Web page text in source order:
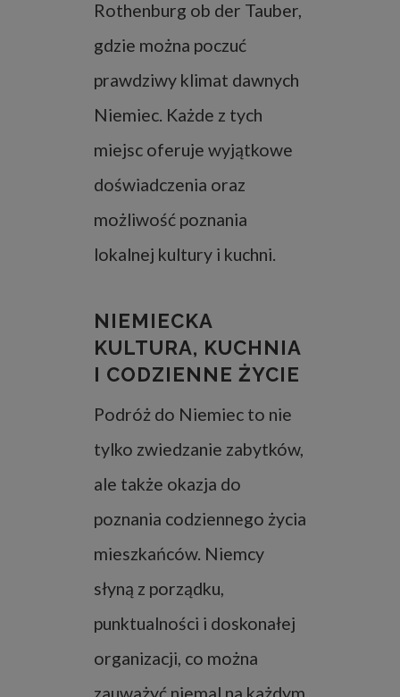
Rothenburg ob der Tauber,
gdzie można poczuć
prawdziwy klimat dawnych
Niemiec. Każde z tych
miejsc oferuje wyjątkowe
doświadczenia oraz
możliwość poznania
lokalnej kultury i kuchni.
NIEMIECKA
KULTURA, KUCHNIA
I CODZIENNE ŻYCIE
Podróż do Niemiec to nie
tylko zwiedzanie zabytków,
ale także okazja do
poznania codziennego życia
mieszkańców. Niemcy
słyną z porządku,
punktualności i doskonałej
organizacji, co można
zauważyć niemal na każdym